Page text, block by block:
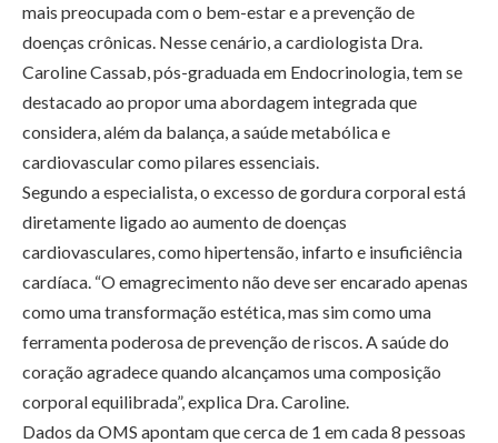
mais preocupada com o bem-estar e a prevenção de
doenças crônicas. Nesse cenário, a cardiologista Dra.
Caroline Cassab, pós-graduada em Endocrinologia, tem se
destacado ao propor uma abordagem integrada que
considera, além da balança, a saúde metabólica e
cardiovascular como pilares essenciais.
Segundo a especialista, o excesso de gordura corporal está
diretamente ligado ao aumento de doenças
cardiovasculares, como hipertensão, infarto e insuficiência
cardíaca. “O emagrecimento não deve ser encarado apenas
como uma transformação estética, mas sim como uma
ferramenta poderosa de prevenção de riscos. A saúde do
coração agradece quando alcançamos uma composição
corporal equilibrada”, explica Dra. Caroline.
Dados da OMS apontam que cerca de 1 em cada 8 pessoas